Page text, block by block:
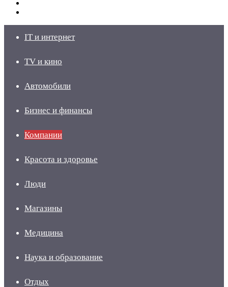
IT и интернет
TV и кино
Автомобили
Бизнес и финансы
Компании
Красота и здоровье
Люди
Магазины
Медицина
Наука и образование
Отдых